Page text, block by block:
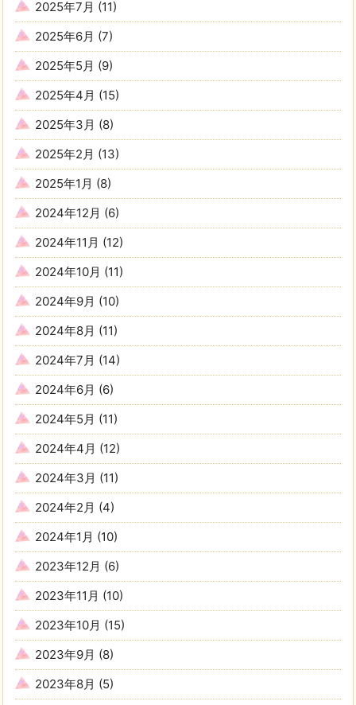
2025年7月 (11)
2025年6月 (7)
2025年5月 (9)
2025年4月 (15)
2025年3月 (8)
2025年2月 (13)
2025年1月 (8)
2024年12月 (6)
2024年11月 (12)
2024年10月 (11)
2024年9月 (10)
2024年8月 (11)
2024年7月 (14)
2024年6月 (6)
2024年5月 (11)
2024年4月 (12)
2024年3月 (11)
2024年2月 (4)
2024年1月 (10)
2023年12月 (6)
2023年11月 (10)
2023年10月 (15)
2023年9月 (8)
2023年8月 (5)